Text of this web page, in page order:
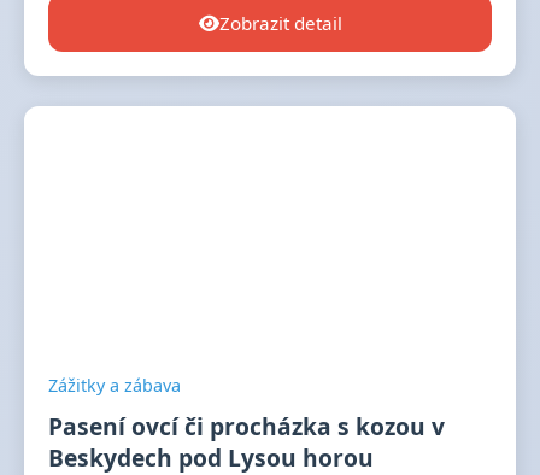
Zobrazit detail
Zážitky a zábava
Pasení ovcí či procházka s kozou v
Beskydech pod Lysou horou